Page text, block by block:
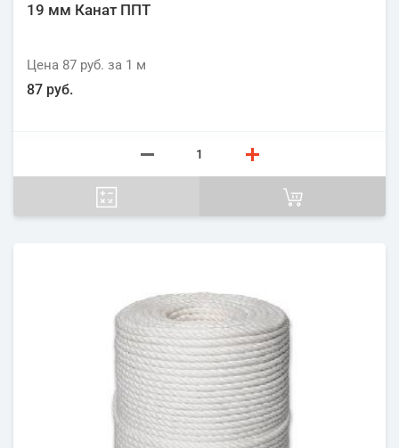
19 мм Канат ППТ
Цена 87 руб. за 1 м
87 руб.